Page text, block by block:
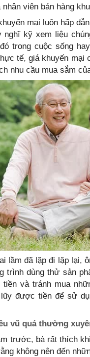
viên bán hàng
mại luôn hấp
nghĩ kỹ xem liệu
trong cuộc sống
tế, giá khuyến mại
nhu cầu mua sắm
lầm đã lặp đi lặp lại,
trình dùng thử sản
và tránh mua
được tiền để sử
vũ quá thường
trước, bà rất thích
không nên đến